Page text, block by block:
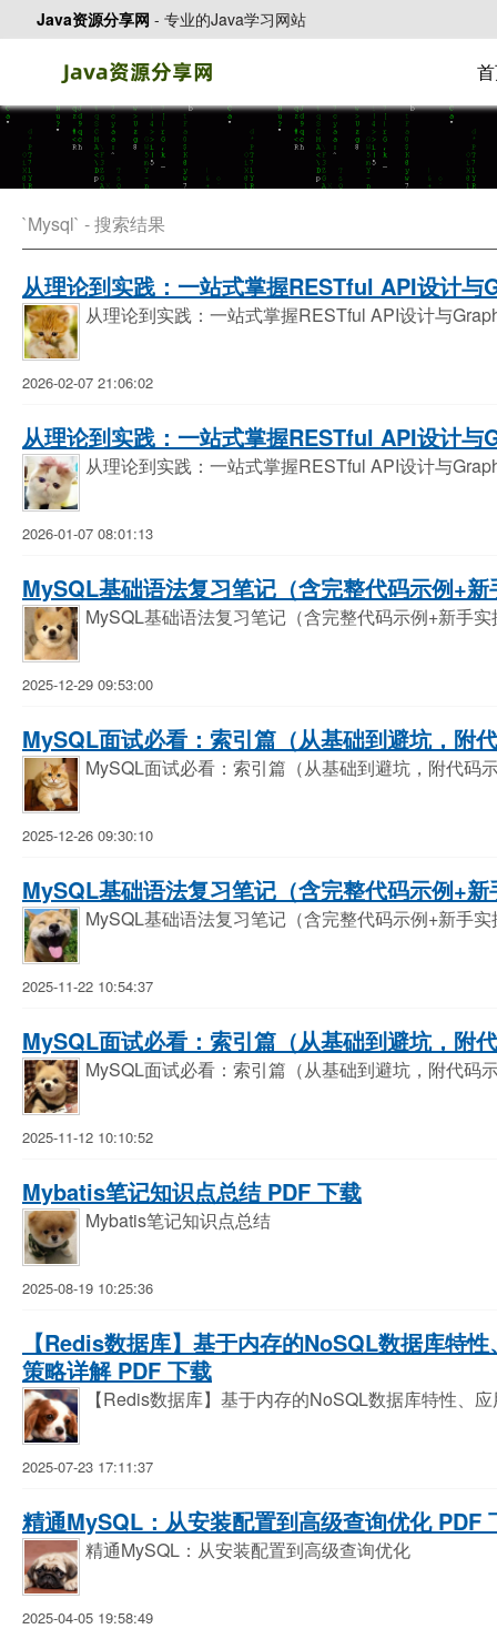
Java资源分享网 - 专业的Java学习网站
`Mysql` - 搜索结果
从理论到实践：一站式掌握RESTful API设计
从理论到实践：一站式掌握RESTful API设计与
2026-02-07 21:06:02
从理论到实践：一站式掌握RESTful API设计
从理论到实践：一站式掌握RESTful API设计与
2026-01-07 08:01:13
MySQL基础语法复习笔记（含完整代码示例+
MySQL基础语法复习笔记（含完整代码示例+新手
2025-12-29 09:53:00
MySQL面试必看：索引篇（从基础到避坑，附
MySQL面试必看：索引篇（从基础到避坑，附代码
2025-12-26 09:30:10
MySQL基础语法复习笔记（含完整代码示例+
MySQL基础语法复习笔记（含完整代码示例+新手
2025-11-22 10:54:37
MySQL面试必看：索引篇（从基础到避坑，附
MySQL面试必看：索引篇（从基础到避坑，附代码
2025-11-12 10:10:52
Mybatis笔记知识点总结 PDF 下载
Mybatis笔记知识点总结
2025-08-19 10:25:36
【Redis数据库】基于内存的NoSQL数据库特
策略详解 PDF 下载
【Redis数据库】基于内存的NoSQL数据库特性、
2025-07-23 17:11:37
精通MySQL：从安装配置到高级查询优化 PDF
精通MySQL：从安装配置到高级查询优化
2025-04-05 19:58:49